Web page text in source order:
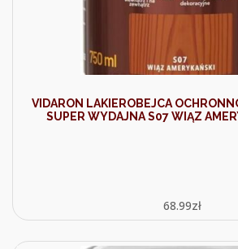
VIDARON LAKIEROBEJCA
SUPER WYDAJNA S07 WIĄZ
68.99zł